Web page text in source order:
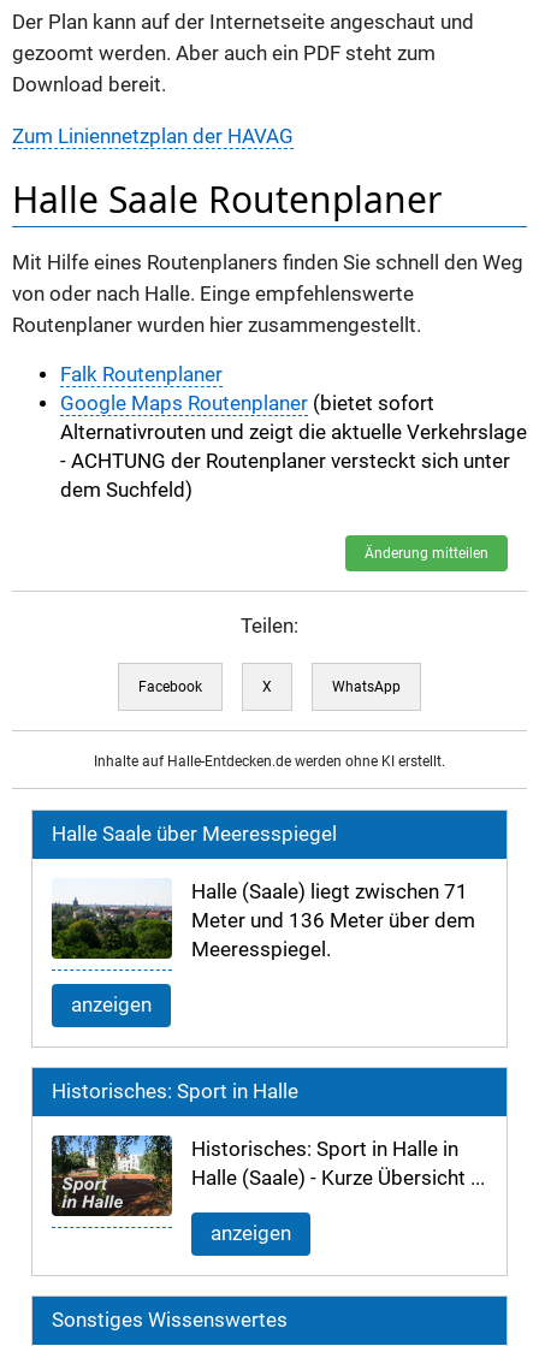
Der Plan kann auf der Internetseite angeschaut und
gezoomt werden. Aber auch ein PDF steht zum
Download bereit.
Zum Liniennetzplan der HAVAG
Halle Saale Routenplaner
Mit Hilfe eines Routenplaners finden Sie schnell den Weg
von oder nach Halle. Einge empfehlenswerte
Routenplaner wurden hier zusammengestellt.
Falk Routenplaner
Google Maps Routenplaner (bietet sofort
Alternativrouten und zeigt die aktuelle Verkehrslage
- ACHTUNG der Routenplaner versteckt sich unter
dem Suchfeld)
Änderung mitteilen
Teilen:
Facebook X WhatsApp
Inhalte auf Halle-Entdecken.de werden ohne KI erstellt.
Halle Saale über Meeresspiegel
Halle (Saale) liegt zwischen 71
Meter und 136 Meter über dem
Meeresspiegel.
anzeigen
Historisches: Sport in Halle
Historisches: Sport in Halle in
Halle (Saale) - Kurze Übersicht ...
anzeigen
Sonstiges Wissenswertes